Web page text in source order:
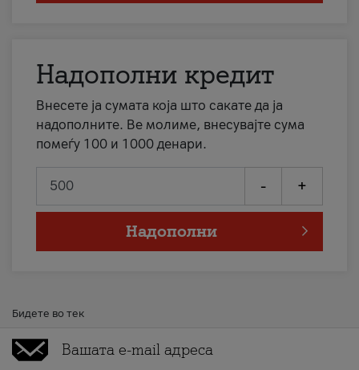
Надополни кредит
Внесете ја сумата која што сакате да ја
надополните. Ве молиме, внесувајте сума
помеѓу 100 и 1000 денари.
- +
Надополни
Бидете во тек